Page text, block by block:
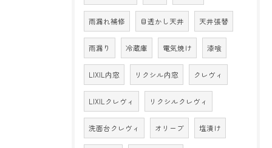
雨漏れ補修 目透かし天井 天井張替
雨漏り 冷蔵庫 電気焼け 漆喰
LIXIL内窓 リクシル内窓 クレヴィ
LIXILクレヴィ リクシルクレヴィ
洗面台クレヴィ オリーブ 塩漬け